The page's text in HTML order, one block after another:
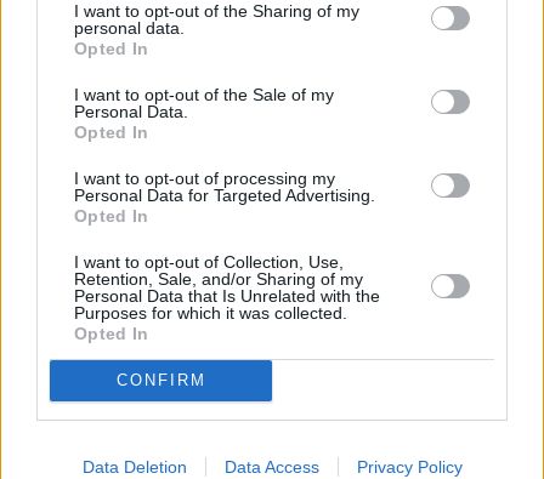
I want to opt-out of the Sharing of my
personal data.
Opted In
I want to opt-out of the Sale of my
Personal Data.
Opted In
I want to opt-out of processing my
Personal Data for Targeted Advertising.
Opted In
I want to opt-out of Collection, Use,
Retention, Sale, and/or Sharing of my
Personal Data that Is Unrelated with the
Purposes for which it was collected.
Opted In
CONFIRM
Data Deletion Data Access Privacy Policy
Fot. Olaf Tryzna/CANAL+
Mrok "Kruka" wciąga
załączonych obrazkach) Białystok i okoliczne lasy są
przerażająco-fascynujące. To tylko pozorne pójście
na łatwiznę przez pokazanie zaściankowego
"dzikiego wschodu" (mają się jeszcze pojawić
szeptuchy), do którego przyjeżdża wielki inspektor z
Łodzi. Podlasie jest zarówno tłem, jak i bohaterem
historii nie mogącej się dziać gdzie indziej. No i